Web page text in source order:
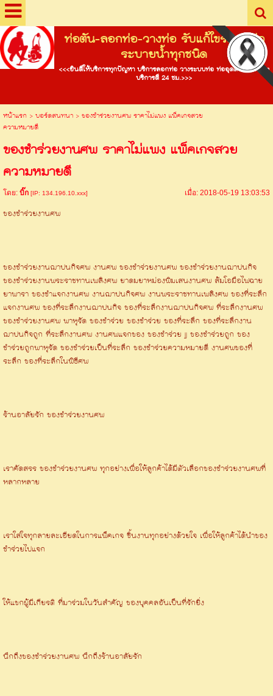
ท่อตัน-ลอกท่อ-วางท่อ รับแก้ไขระบบท่อ
ระบายน้ำทุกชนิด
<<<ยินดีให้บริการทุกปัญหา บริการลอกท่อ วางระบบท่อ ท่ออุดตัน และอื่นๆ
บริการดี 24 ชม.>>>
หน้าแรก> บอร์ดสนทนา> ของชำร่วยงานศพ ราคาไม่แพง แพ็คเกจสวย
ความหมายดี
ของชำร่วยงานศพ ราคาไม่แพง แพ็คเกจสวย
ความหมายดี
โดย:บิ๊ก [IP: 134.196.10.xxx] เมื่อ: 2018-05-19 13:03:53
ของชําร่วยงานศพ
ของชำร่วยงานฌาปนกิจศพ งานศพ ของชำร่วยงานศพ ของชำร่วยงานฌาปนกิจ
ของชำร่วยงานพระราชทานเพลิงศพ ยาดมยาหม่องพิมเสนงานศพ ส้มโอมือไฟฉาย
ยาพารา ของชำแจกงานศพ งานฌาปนกิจศพ งานพระราชทานเพลิงศพ ของที่ระลึก
แจกงานศพ ของที่ระลึกงานฌาปนกิจ ของที่ระลึกงานฌาปนกิจศพ ที่ระลึกงานศพ
ของชำร่วยงานศพ พาหุรัด ของชำร่วย ของชำร่วย ของที่ระลึก ของที่ระลึกงาน
ฌาปนกิจถูก ที่ระลึกงานศพ งานศพแจกของ ของชำร่วย jj ของชำร่วยถูก ของ
ชำร่วยถูกพาหุรัด ของชำร่วยเป็นที่ระลึก ของชำร่วยความหมายดี งานศพของที่
ระลึก ของที่ระลึกในพิธีศพ
ร้านอาลัยรัก ของชำร่วยงานศพ
เราคัดสรร ของชำร่วยงานศพ ทุกอย่างเพื่อให้ลูกค้าได้มีตัวเลือกของชำร่วยงานศพที่
หลากหลาย
เราใส่ใจทุกลายละเอียดในการแพ็คเกจ ชิ้นงานทุกอย่างด้วยใจ เพื่อให้ลูกค้าได้นำของ
ชำร่วยไปแจก
ให้แขกผู้มีเกียรติ ที่มาร่วมในวันสำคัญ ของบุคคลอันเป็นที่รักยิ่ง
นึกถึงของชำร่วยงานศพ นึกถึงร้านอาลัยรัก